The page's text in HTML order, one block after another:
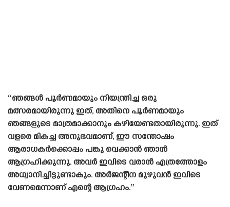
“ഞങ്ങൾ പൂർണമായും നിയന്ത്രിച്ച ഒരു
മത്സരമായിരുന്നു ഇത്, അതിനെ പൂർണമായും
ഞങ്ങളുടെ മാത്രമാക്കാനും കഴിയേണ്ടതായിരുന്നു. ഇത്
വളരെ മികച്ച അനുഭവമാണ്, ഈ സന്തോഷം
ആരാധകർക്കൊപ്പം പങ്കു വെക്കാൻ ഞാൻ
ആഗ്രഹിക്കുന്നു. അവർ ഇവിടെ വരാൻ എത്രത്തോളം
അധ്വാനിച്ചിട്ടുണ്ടാകും. അർജന്റീന മുഴുവൻ ഇവിടെ
വേണമെന്നാണ് എന്റെ ആഗ്രഹം.”